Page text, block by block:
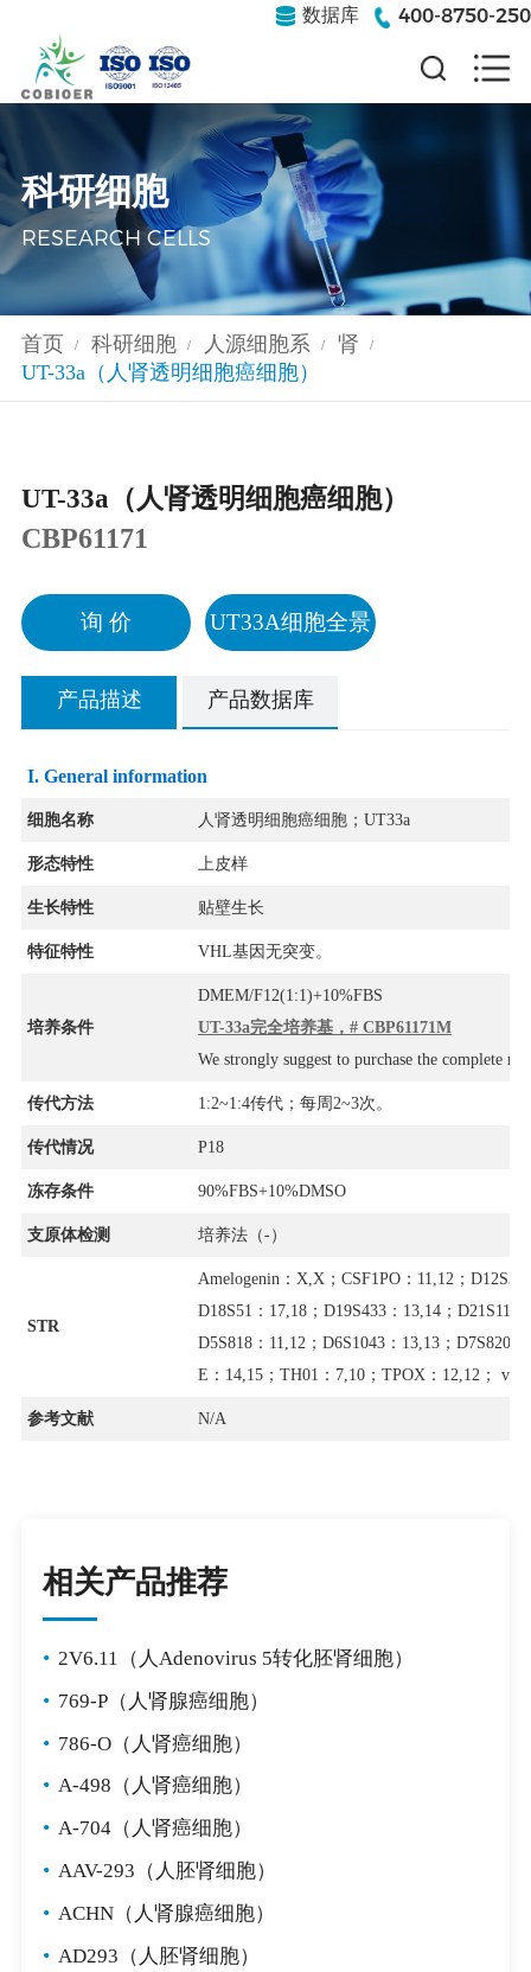
数据库 400-8750-250
科研细胞
RESEARCH CELLS
首页 / 科研细胞 / 人源细胞系 / 肾 /
UT-33a（人肾透明细胞癌细胞）
UT-33a（人肾透明细胞癌细胞）
CBP61171
询 价 UT33A细胞全景
产品描述 产品数据库
I. General information
细胞名称 人肾透明细胞癌细胞；UT33a
形态特性 上皮样
生长特性 贴壁生长
特征特性 VHL基因无突变。
培养条件
DMEM/F12(1:1)+10%FBS
UT-33a完全培养基，# CBP61171M
We strongly suggest to purchase the complete
传代方法 1:2~1:4传代；每周2~3次。
传代情况 P18
冻存条件 90%FBS+10%DMSO
支原体检测 培养法（-）
STR
Amelogenin：X,X；CSF1PO：11,12；
D18S51：17,18；D19S433：13,14；D21S11
D5S818：11,12；D6S1043：13,13；D7S820
E：14,15；TH01：7,10；TPOX：12,12；
参考文献 N/A
相关产品推荐
• 2V6.11（人Adenovirus 5转化胚肾细胞）
• 769-P（人肾腺癌细胞）
• 786-O（人肾癌细胞）
• A-498（人肾癌细胞）
• A-704（人肾癌细胞）
• AAV-293（人胚肾细胞）
• ACHN（人肾腺癌细胞）
• AD293（人胚肾细胞）